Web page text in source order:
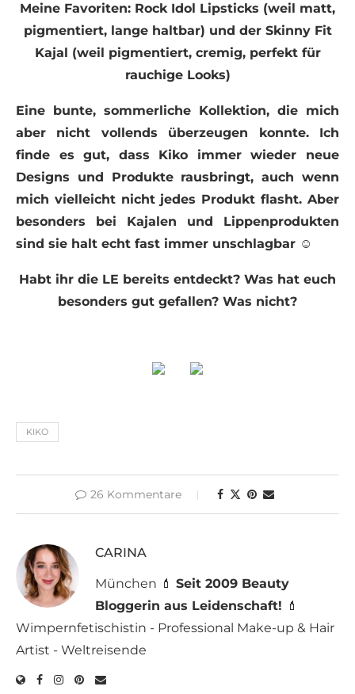
Meine Favoriten: Rock Idol Lipsticks (weil matt,
pigmentiert, lange haltbar) und der Skinny Fit
Kajal (weil pigmentiert, cremig, perfekt für
rauchige Looks)
Eine bunte, sommerliche Kollektion, die mich
aber nicht vollends überzeugen konnte. Ich
finde es gut, dass Kiko immer wieder neue
Designs und Produkte rausbringt, auch wenn
mich vielleicht nicht jedes Produkt flasht. Aber
besonders bei Kajalen und Lippenprodukten
sind sie halt echt fast immer unschlagbar ☺
Habt ihr die LE bereits entdeckt? Was hat euch
besonders gut gefallen? Was nicht?
KIKO
26 Kommentare
CARINA
München 💄 Seit 2009 Beauty
Bloggerin aus Leidenschaft! 💄
Wimpernfetischistin - Professional Make-up & Hair
Artist - Weltreisende